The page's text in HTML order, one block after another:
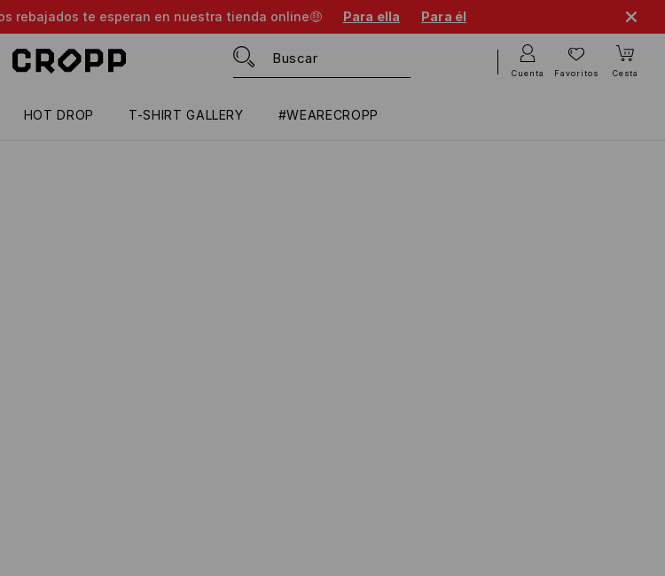
rebajados te esperan en nuestra tienda online🤑 Para ella Para él
HOT DROP T-SHIRT GALLERY #WEARECROPP
Cuenta Favoritos Cesta